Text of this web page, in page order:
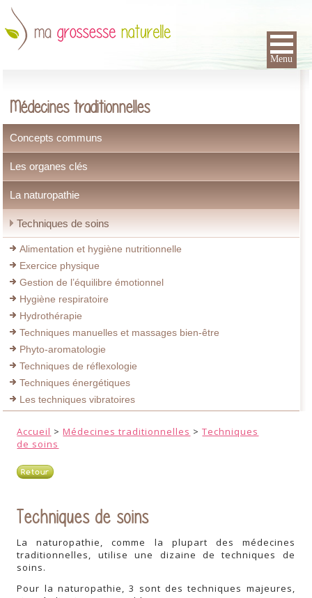
Médecines traditionnelles
Concepts communs
Les organes clés
La naturopathie
Techniques de soins
Alimentation et hygiène nutritionnelle
Exercice physique
Gestion de l’équilibre émotionnel
Hygiène respiratoire
Hydrothérapie
Techniques manuelles et massages bien-être
Phyto-aromatologie
Techniques de réflexologie
Techniques énergétiques
Les techniques vibratoires
Accueil >Médecines traditionnelles >Techniques
de soins
Retour
Techniques de soins
La naturopathie, comme la plupart des médecines
traditionnelles, utilise une dizaine de techniques de
soins.
Pour la naturopathie, 3 sont des techniques majeures,
Menu